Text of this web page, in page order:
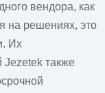
вендора, как
на решениях, это
Их
Jezetek также